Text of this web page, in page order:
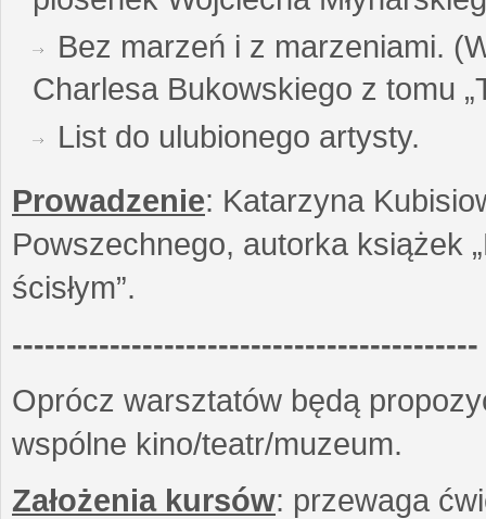
Bez marzeń i z marzeniami.
Charlesa Bukowskiego z tomu
List do ulubionego artysty.
Prowadzenie: Katarzyna
Powszechnego, autorka książek
ścisłym”.
-------------------------------------------
Oprócz warsztatów będą
wspólne kino/teatr/muzeum.
Założenia kursów: przewaga